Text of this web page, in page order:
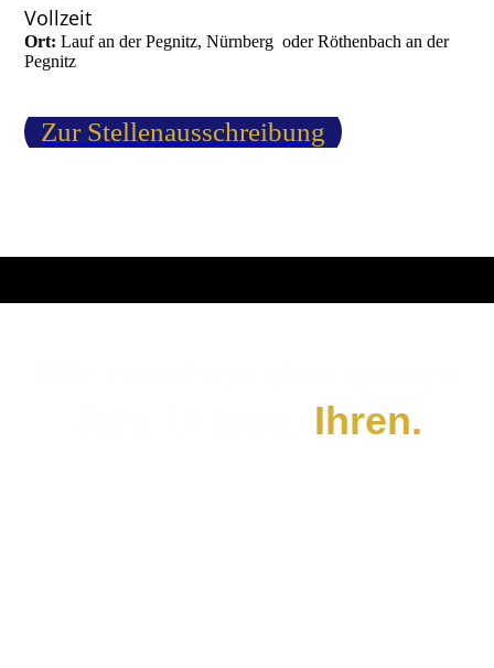
Vollzeit
Ort: Lauf an der Pegnitz, Nürnberg oder Röthenbach an der
Pegnitz
Zur Stellenausschreibung
Ihren.